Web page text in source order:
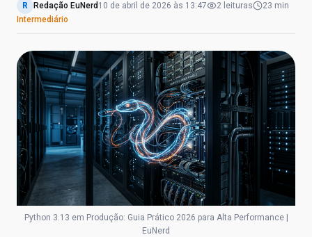
R Redação EuNerd 10 de abril de 2026 às 13:47 2 leituras
23 min
Intermediário
Python 3.13 em Produção: Guia Prático 2026 para Alta Performance |
EuNerd